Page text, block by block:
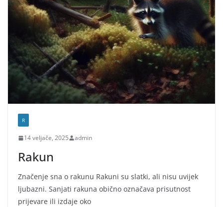
R
14 veljače, 2025 admin
Rakun
Značenje sna o rakunu Rakuni su slatki, ali nisu uvijek
ljubazni. Sanjati rakuna obično označava prisutnost
prijevare ili izdaje oko